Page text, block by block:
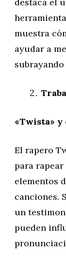
muestra
ayudar a
«Twista» y
El rapero
para
elementos
canciones.
un
pueden